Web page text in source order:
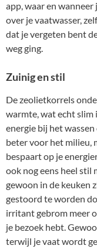
app, waar en
over je vaatwasser,
dat je vergeten bent
weg ging.
Zuinig en stil
De zeolietkorrels
warmte, wat echt
energie bij het
beter voor het milieu,
bespaart op je
ook nog eens heel stil
gewoon in de keuken
gestoord te worden
irritant gebrom meer
je bezoek hebt.
terwijl je vaat wordt